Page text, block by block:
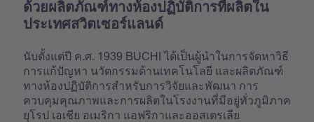
ด้วยผลิตภัณฑ์ทางห้องปฏิบัติการที่ผลิตใน
ประเทศสวิตเซอร์แลนด์
นับตั้งแต่ปี ค.ศ. 1939 BUCHI ได้เป็นผู้นำในการจัดหาวิธี
การแก้ปัญหา นวัตกรรมด้านเทคโนโลยี และผลิตภัณฑ์
ทางห้องปฏิบัติการสำหรับการวิจัยและพัฒนา การ
ควบคุมคุณภาพและการผลิตในโรงงานที่มีอยู่ทั่วภูมิภาค
ยุโรป เอเชีย อเมริกา แอฟริกาและออสเตรเลีย